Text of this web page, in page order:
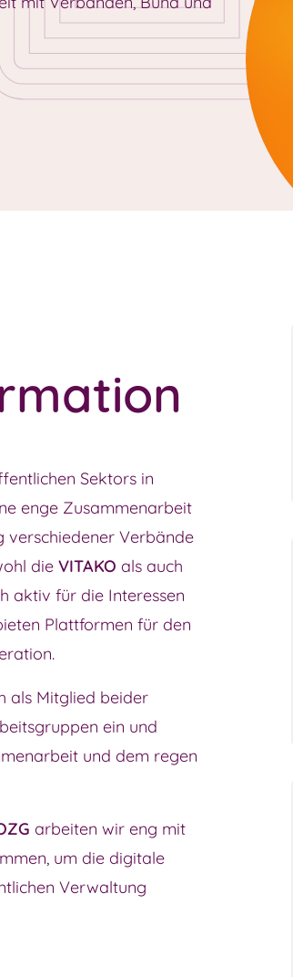
Sektors in
enge Zusammenarbeit
verschiedener Verbände
die VITAKO als auch
aktiv für die Interessen
Plattformen für den
als Mitglied beider
ein und
und dem regen
arbeiten wir eng mit
um die digitale
Verwaltung